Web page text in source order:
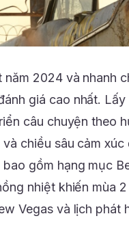
năm 2024 và nhanh
giá cao nhất.
câu chuyện theo
chiều sâu cảm
gồm hạng mục
nhiệt khiến mùa
Vegas và lịch phát